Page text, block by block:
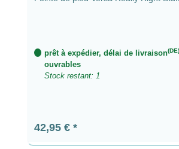
prêt à expédier, délai de livraison(DE)
ouvrables
Stock restant: 1
Prix régulier :
42,95 €